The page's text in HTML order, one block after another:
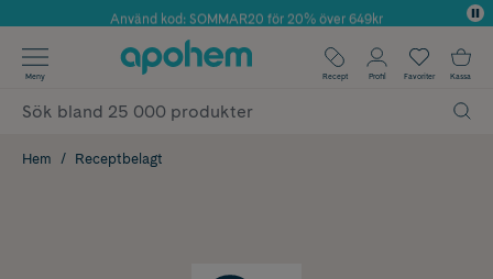
Årets Butik 2025 inom Skönhet
Använd kod: SOMMAR20 för 20% över 649kr
✓ Fri frakt
✓ Poäng på alla köp*
Meny Recept Profil Favoriter Kassa
Hem Receptbelagt